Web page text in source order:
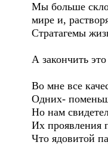
Мы больше
мире и,
Стратагемы
А закончить
Во мне все
Одних-
Но нам
Их проявления
Что ядовитой